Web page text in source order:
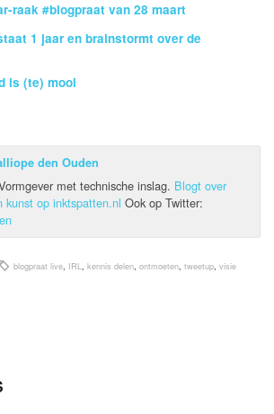
raak #blogpraat van 28 maart
1 jaar en brainstormt over de
is (te) mooi
den Ouden
met technische inslag. Blogt over
kunst op inktspatten.nl Ook op Twitter:
blogpraat live, IRL, kennis delen, ontmoeten, tweetup, visie